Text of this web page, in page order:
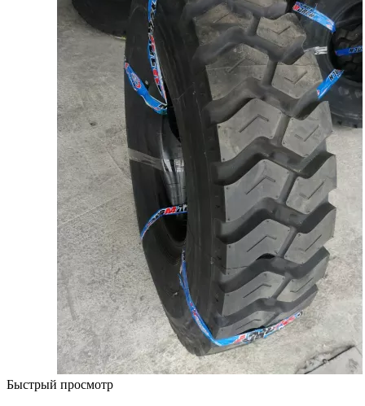
Быстрый просмотр